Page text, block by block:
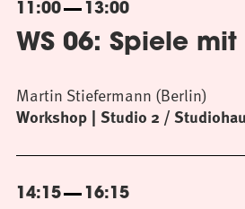
11:00 13:00
WS 06: Spiele mit
Workshop Studio 2 /
Martin Stiefermann (Berlin)
14:15 16:15